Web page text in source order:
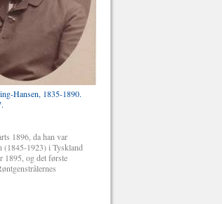
Hansen, 1835-1890.
1896, da han var
(1845-1923) i Tyskland
1895, og det første